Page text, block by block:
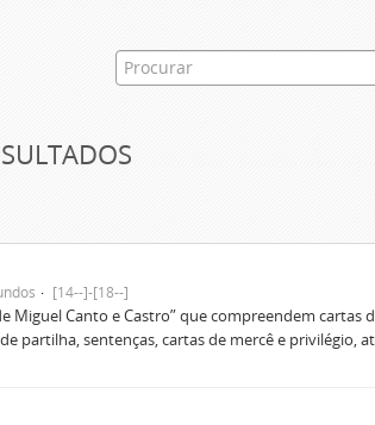
[14--]-[18--]
Miguel Canto e Castro” que compreendem
partilha, sentenças, cartas de mercê e privilégio,